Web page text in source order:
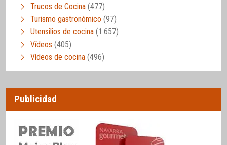
Trucos de Cocina (477)
Turismo gastronómico (97)
Utensilios de cocina (1.657)
Vídeos (405)
Vídeos de cocina (496)
Publicidad